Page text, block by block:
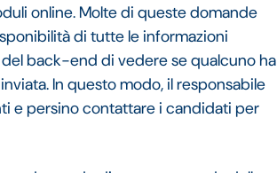
online. Molte di queste domande
di tutte le informazioni
back-end di vedere se qualcuno ha
In questo modo, il responsabile
e persino contattare i candidati per